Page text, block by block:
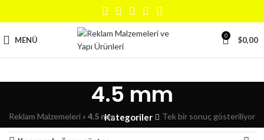
MENÜ 0 $0,00
4.5 mm
Kategoriler
Reklam Malzemeleri » 4.5 mm Tek bir sonuç gösteriliyor